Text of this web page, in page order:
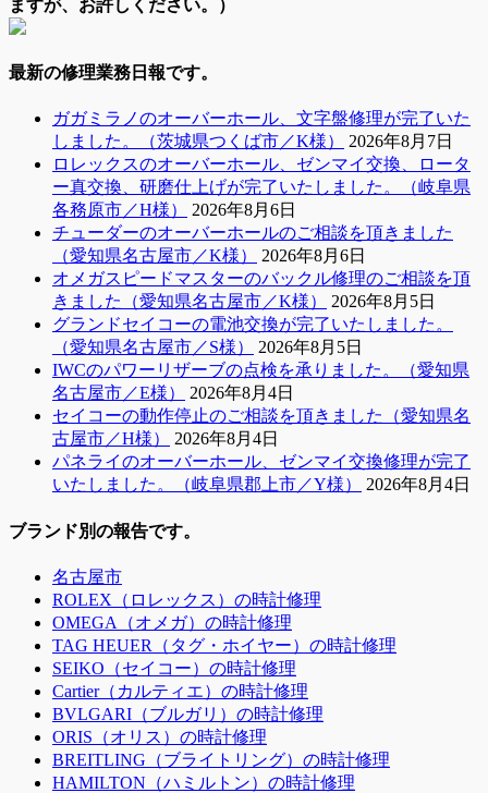
ますが、お許しください。）
最新の修理業務日報です。
ガガミラノのオーバーホール、文字盤修理が完了いた
しました。（茨城県つくば市／K様）
2026年8月7日
ロレックスのオーバーホール、ゼンマイ交換、ロータ
ー真交換、研磨仕上げが完了いたしました。（岐阜県
各務原市／H様）
2026年8月6日
チューダーのオーバーホールのご相談を頂きました
（愛知県名古屋市／K様）
2026年8月6日
オメガスピードマスターのバックル修理のご相談を頂
きました（愛知県名古屋市／K様）
2026年8月5日
グランドセイコーの電池交換が完了いたしました。
（愛知県名古屋市／S様）
2026年8月5日
IWCのパワーリザーブの点検を承りました。（愛知県
名古屋市／E様）
2026年8月4日
セイコーの動作停止のご相談を頂きました（愛知県名
古屋市／H様）
2026年8月4日
パネライのオーバーホール、ゼンマイ交換修理が完了
いたしました。（岐阜県郡上市／Y様）
2026年8月4日
ブランド別の報告です。
名古屋市
ROLEX（ロレックス）の時計修理
OMEGA（オメガ）の時計修理
TAG HEUER（タグ・ホイヤー）の時計修理
SEIKO（セイコー）の時計修理
Cartier（カルティエ）の時計修理
BVLGARI（ブルガリ）の時計修理
ORIS（オリス）の時計修理
BREITLING（ブライトリング）の時計修理
HAMILTON（ハミルトン）の時計修理